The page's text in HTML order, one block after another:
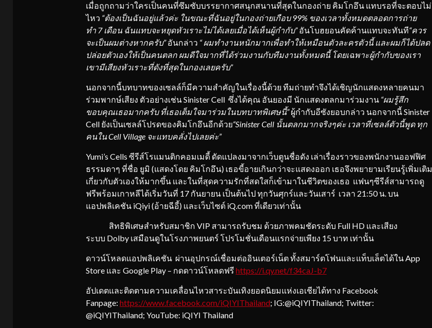
เมื่อถูกถามว่าใครเป็นคนที่ซึมซับบรรยากาศสนุกสนานที่สุดในกองถ่าย คิมโกอึน แทบรอที่จะตอบไม่
ไหว “ต้องเป็นฉันอยู่แล้วค่ะ ในขณะที่ฉันอยู่ในกองถ่ายเกือบ 99% ของเวลาทั้งหมดตลอดการถ่าย
ทำ 7 เดือน ฉันแทบจะหยุดหัวเราะไม่ได้เลยเมื่อได้เห็นผู้กำกับ”อันโบฮยอนคัดค้านแทบจะทันที“ควร
จะเป็นผมต่างหากครับ”อันกล่าว “ ผมทำงานหนักมากเพื่อทำให้เหมือนตัวละครตัวนี้ และผมก็ได้ปลด
ปล่อยตัวเองให้เป็นคนตลก ผมดีใจมากที่ได้ร่วมงานกับทีมงานทั้งหมดนี้ โดยเฉพาะผู้กำกับของเรา
เขามีเสียงหัวเราะที่ดังที่สุดในกองเลยครับ”
นอกจากนี้บทบาทของเซลล์ก็มีความสำคัญในเรื่องนี้ด้วย ทีมถ่ายทำจึงได้เชิญนักแสดงหลายคนมา
ร่วมพากษ์เสียง ตัวอย่างเช่น Sinister Cell ซึ่งได้คุณ อันยองมี นักแสดงตลกมาร่วมงาน“ผมรู้สึก
ขอบคุณเธอมากครับ ที่เธอเต็มใจมาร่วมในบทบาทพิเศษนี้”ผู้กำกับอีซังยอบกล่าว นอกจากนี้ Sinister
Cell ยังเป็นเซลล์โปรดของคิมโกอึนอีกด้วย“Sinister Cell นั้นตลกมากจริงๆค่ะ เวลาที่เซลล์ตัวนี้พูด ทุก
คนใน Cell Village จะแทบคลั่งไปเลยค่ะ”
Yumi’s Cells ซีรีส์โรแมนติกคอมเมดี้ ดัดแปลงมาจากเว็บตูนชื่อดัง เล่าเรื่องราวของพนักงานออฟฟิศ
ธรรมดาๆ ที่ชื่อ ยูมิ (แสดงโดย คิมโกอึน) เธอขี้อายเกินกว่าจะแสดงออก เธอจึงพยายามเรียนรู้เพิ่มเติม
เกี่ยวกับตัวเองให้มากขึ้น และในที่สุดความรักที่สดใสก็เข้ามาในชีวิตของเธอ แฟนๆซีรีส์สามารถดู
ฟรีพร้อมเกาหลีได้เริ่มวันที่ 17 กันยายน เป็นต้นไป ทุกวันศุกร์และวันเสาร์ เวลา 21:50 น. บน
แอปพลิเคชัน iQiyi (อ้ายฉีอี้) และเว็บไซต์ iQ.com ที่เดียวเท่านั้น
สิทธิพิเศษสำหรับสมาชิก VIP สามารถรับชม ด้วยภาพคมชัดระดับ Full HD และเสียง
ระบบ Dolby เสมือนดูในโรงภาพยนตร์ โปรโมชั่นเดือนแรกจ่ายเพียง 15 บาท เท่านั้น
ดาวน์โหลดแอปพลิเคชัน ผ่านอุปกรณ์เชื่อมต่ออินเตอร์เน็ต ทั้งสมาร์ตโฟนและแท็บเล็ตได้ใน App
Store และ Google Play – กดดาวน์โหลดฟรี https://i.qy.net/f34caJ-b7
อัปเดตและติดตามความเคลื่อนไหวสาระบันเทิงยอดนิยมแห่งเอเชียได้ทาง Facebook
Fanpage: https://www.facebook.com/iQIYIThailand; IG:@iQIYIThailand; Twitter:
@iQIYIThailand; YouTube: iQIYI Thailand